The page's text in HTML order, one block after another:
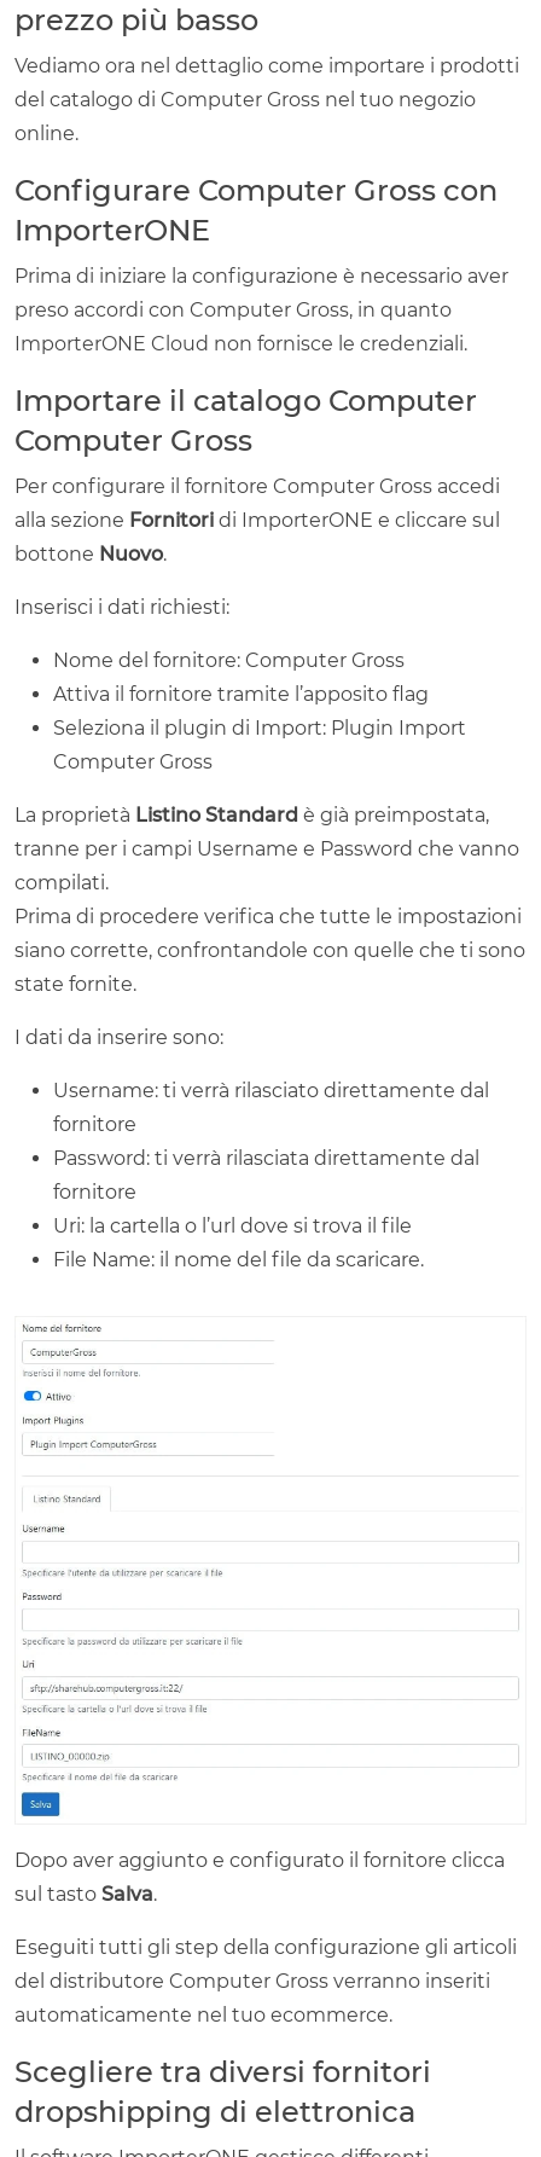
prezzo più basso
Vediamo ora nel dettaglio come importare i prodotti
del catalogo di Computer Gross nel tuo negozio
online.
Configurare Computer Gross con
ImporterONE
Prima di iniziare la configurazione è necessario aver
preso accordi con Computer Gross, in quanto
ImporterONE Cloud non fornisce le credenziali.
Importare il catalogo Computer
Computer Gross
Per configurare il fornitore Computer Gross accedi
alla sezione Fornitori di ImporterONE e cliccare sul
bottone Nuovo.
Inserisci i dati richiesti:
Nome del fornitore: Computer Gross
Attiva il fornitore tramite l’apposito flag
Seleziona il plugin di Import: Plugin Import
Computer Gross
La proprietà Listino Standard è già preimpostata,
tranne per i campi Username e Password che vanno
compilati.
Prima di procedere verifica che tutte le impostazioni
siano corrette, confrontandole con quelle che ti sono
state fornite.
I dati da inserire sono:
Username: ti verrà rilasciato direttamente dal
fornitore
Password: ti verrà rilasciata direttamente dal
fornitore
Uri: la cartella o l’url dove si trova il file
File Name: il nome del file da scaricare.
Dopo aver aggiunto e configurato il fornitore clicca
sul tasto Salva.
Eseguiti tutti gli step della configurazione gli articoli
del distributore Computer Gross verranno inseriti
automaticamente nel tuo ecommerce.
Scegliere tra diversi fornitori
dropshipping di elettronica